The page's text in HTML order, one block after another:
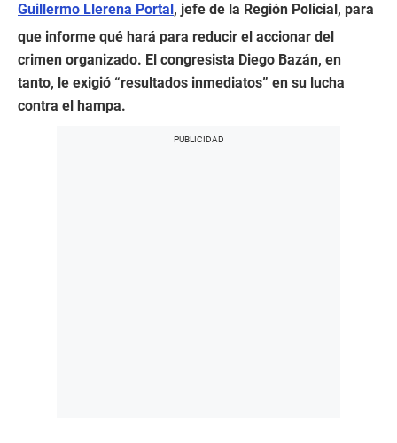
Guillermo Llerena Portal , jefe de la Región Policial, para
que informe qué hará para reducir el accionar del
crimen organizado. El congresista Diego Bazán, en
tanto, le exigió “resultados inmediatos” en su lucha
contra el hampa.